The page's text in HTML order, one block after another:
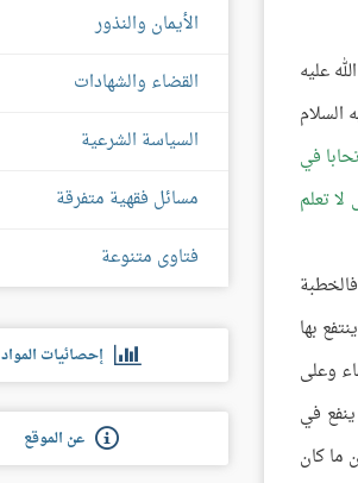
عليه
السلام
في
تعلم
بها
وعلى
في
ما كان
الأيمان والنذور
القضاء والشهادات
السياسة الشرعية
مسائل فقهية متفرقة
فتاوى متنوعة
إحصائيات المواد
عن الموقع